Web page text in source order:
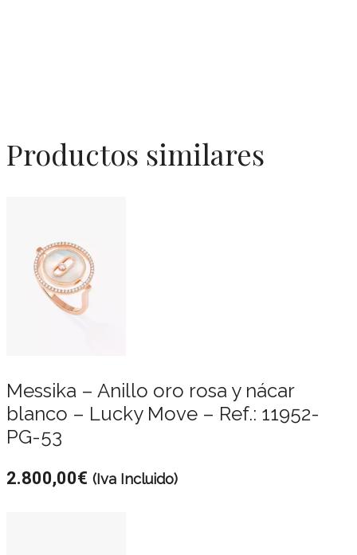
Productos similares
Messika – Anillo oro rosa y nácar
blanco – Lucky Move – Ref.: 11952-
PG-53
2.800,00€ (Iva Incluido)